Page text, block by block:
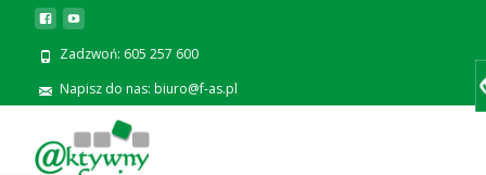
Zadzwoń: 605 257 600
Napisz do nas: biuro@f-as.pl